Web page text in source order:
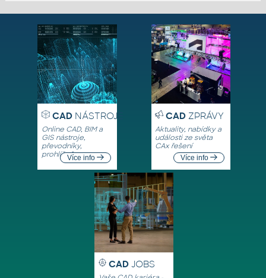
CADNÁSTROJE
Online CAD, BIM a
GIS nástroje,
převodníky,
prohlížečeVíce info
CADZPRÁVY
Aktuality, nabídky a
události ze světa
CAx řešení
Více info
CAD JOBS